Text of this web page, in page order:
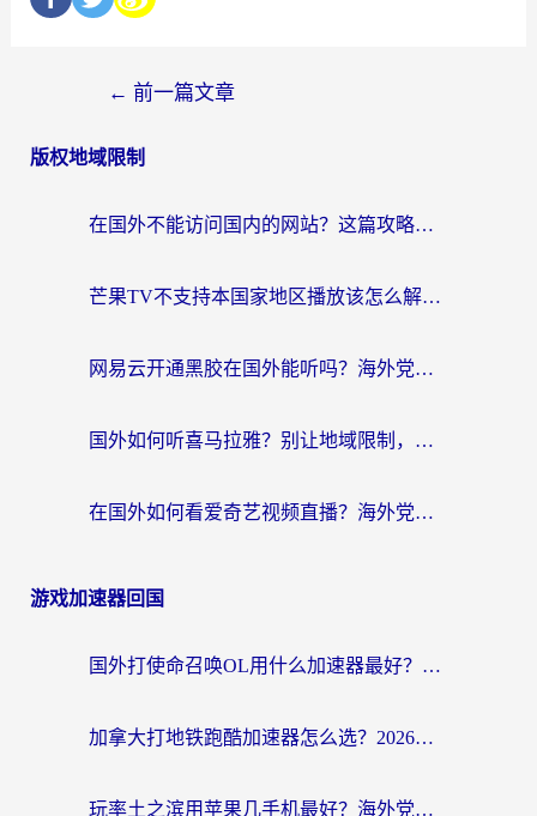
← 前一篇文章
版权地域限制
在国外不能访问国内的网站？这篇攻略帮你无缝连接家乡资源
芒果TV不支持本国家地区播放该怎么解决？海外党追剧看片的终极指南
网易云开通黑胶在国外能听吗？海外党亲测有效的回国听音乐方案
国外如何听喜马拉雅？别让地域限制，断了你的中文声音陪伴
在国外如何看爱奇艺视频直播？海外党亲测有效的回国加速器指南
游戏加速器回国
国外打使命召唤OL用什么加速器最好？海外玩家国服畅玩全攻略（附小众游戏加速技巧）
加拿大打地铁跑酷加速器怎么选？2026海外玩家实测指南（附王国纪元保卫萝卜3加速技巧）
玩率土之滨用苹果几手机最好？海外党必看的国服游戏加速+设备选择指南